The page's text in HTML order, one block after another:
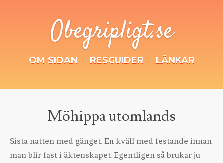
Obegripligt.se
OM SIDAN RESGUIDER LÄNKAR
Möhippa utomlands
Sista natten med gänget. En kväll med festande innan
man blir fast i äktenskapet. Egentligen så brukar ju